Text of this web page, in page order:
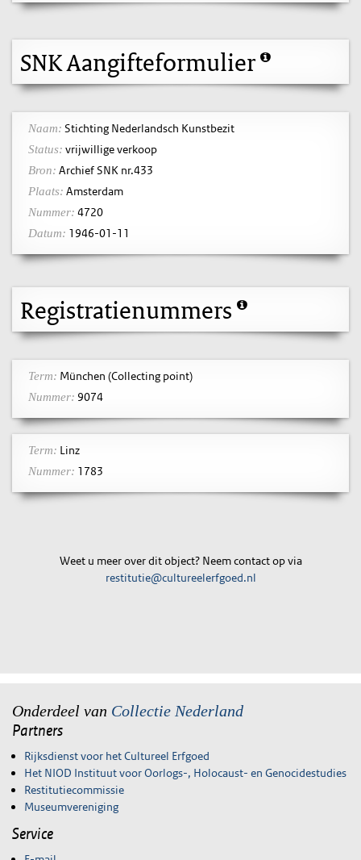
SNK Aangifteformulier
Naam: Stichting Nederlandsch Kunstbezit
Status: vrijwillige verkoop
Bron: Archief SNK nr.433
Plaats: Amsterdam
Nummer: 4720
Datum: 1946-01-11
Registratienummers
Term: München (Collecting point)
Nummer: 9074
Term: Linz
Nummer: 1783
Weet u meer over dit object? Neem contact op via
restitutie@cultureelerfgoed.nl
Onderdeel van Collectie Nederland
Partners
Rijksdienst voor het Cultureel Erfgoed
Het NIOD Instituut voor Oorlogs-, Holocaust- en Genocidestudies
Restitutiecommissie
Museumvereniging
Service